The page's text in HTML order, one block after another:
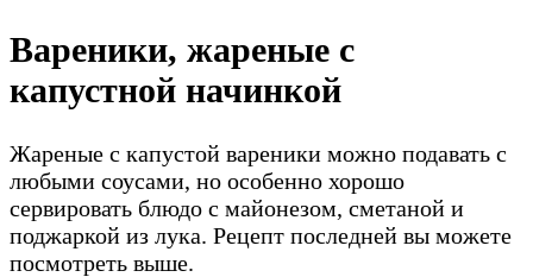
Вареники, жареные с
капустной начинкой
Жареные с капустой вареники можно подавать с
любыми соусами, но особенно хорошо
сервировать блюдо с майонезом, сметаной и
поджаркой из лука. Рецепт последней вы можете
посмотреть выше.